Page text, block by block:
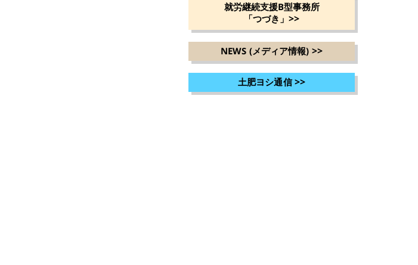
就労継続支援B型事務所
「つづき」 >>
NEWS (メディア情報) >>
土肥ヨシ通信>>